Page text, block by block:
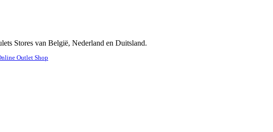
Stores van België, Nederland en Duitsland.
Outlet Shop